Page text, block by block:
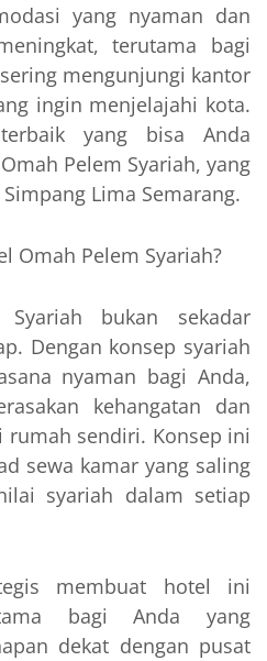
yang nyaman dan
terutama bagi
mengunjungi kantor
ingin menjelajahi kota.
yang bisa Anda
Pelem Syariah, yang
Lima Semarang.
Omah Pelem Syariah?
bukan sekadar
Dengan konsep syariah
nyaman bagi Anda,
kehangatan dan
rumah sendiri. Konsep ini
sewa kamar yang saling
syariah dalam setiap
membuat hotel ini
bagi Anda yang
dekat dengan pusat